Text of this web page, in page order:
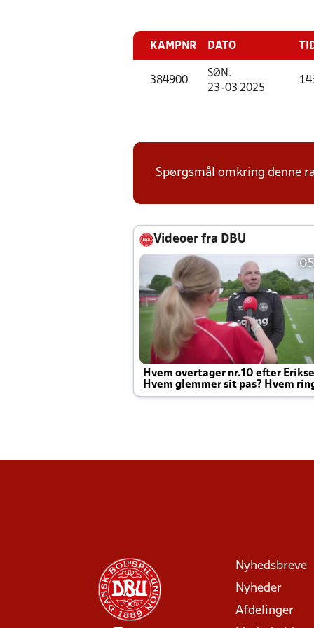
KAMPNR DATO
384900
SØN.
23-03 2025
Spørgsmål omkring denne
Videoer fra DBU
Hvem overtager nr.10 efter
Hvem glemmer sit pas? Hvem
Joachim altid til efter kampe?
Nyhedsbreve
Nyheder
Afdelinger